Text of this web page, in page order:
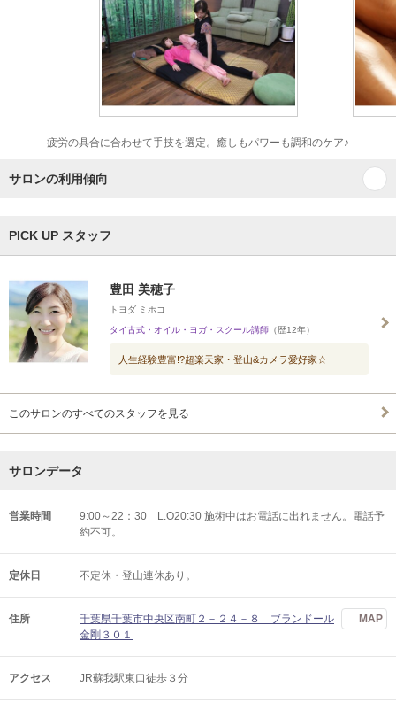
疲労の具合に合わせて手技を選定。癒しもパワーも調和のケア♪
サロンの利用傾向
PICK UP スタッフ
豊田 美穂子
トヨダ ミホコ
タイ古式・オイル・ヨガ・スクール講師 （歴12年）
人生経験豊富!?超楽天家・登山&カメラ愛好家☆
このサロンのすべてのスタッフを見る
サロンデータ
営業時間
9:00～22：30 L.O20:30 施術中はお電話に出れません。電話予
約不可。
定休日 不定休・登山連休あり。
住所
千葉県千葉市中央区南町２－２４－８ ブランドール
金剛３０１
MAP
アクセス JR蘇我駅東口徒歩３分